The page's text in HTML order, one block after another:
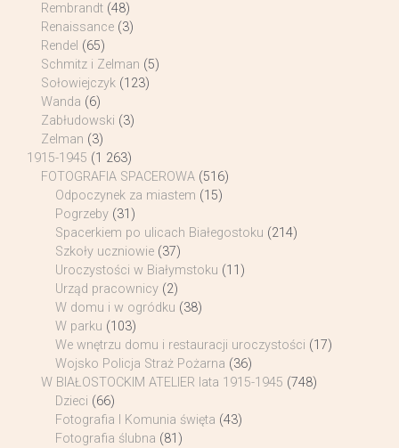
Rembrandt (48)
Renaissance (3)
Rendel (65)
Schmitz i Zelman (5)
Sołowiejczyk (123)
Wanda (6)
Zabłudowski (3)
Zelman (3)
1915-1945 (1 263)
FOTOGRAFIA SPACEROWA (516)
Odpoczynek za miastem (15)
Pogrzeby (31)
Spacerkiem po ulicach Białegostoku (214)
Szkoły uczniowie (37)
Uroczystości w Białymstoku (11)
Urząd pracownicy (2)
W domu i w ogródku (38)
W parku (103)
We wnętrzu domu i restauracji uroczystości (17)
Wojsko Policja Straż Pożarna (36)
W BIAŁOSTOCKIM ATELIER lata 1915-1945 (748)
Dzieci (66)
Fotografia I Komunia święta (43)
Fotografia ślubna (81)